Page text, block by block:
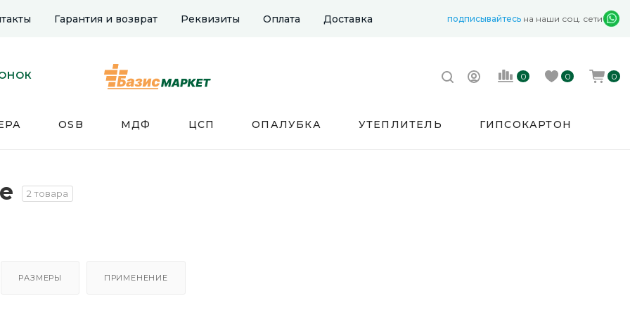
Гарантия и возврат Реквизиты Оплата Доставка подписывайтесь на наши соц. сети
0 0 0
OSB МДФ ЦСП ОПАЛУБКА УТЕПЛИТЕЛЬ ГИПСОКАРТОН
2 товара
РАЗМЕРЫ ПРИМЕНЕНИЕ